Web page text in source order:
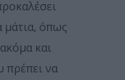
μάτια, όπως
και
πρέπει να